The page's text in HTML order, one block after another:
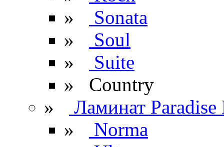
»
Sonata
»
Soul
»
Suite
» Сountry
»
Ламинат Paradise
»
Norma